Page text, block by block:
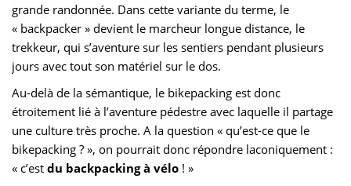
grande randonnée. Dans cette variante du terme, le
« backpacker » devient le marcheur longue distance, le
trekkeur, qui s’aventure sur les sentiers pendant plusieurs
jours avec tout son matériel sur le dos.
Au-delà de la sémantique, le bikepacking est donc
étroitement lié à l’aventure pédestre avec laquelle il partage
une culture très proche. A la question « qu’est-ce que le
bikepacking ? », on pourrait donc répondre laconiquement :
« c’est du backpacking à vélo ! »